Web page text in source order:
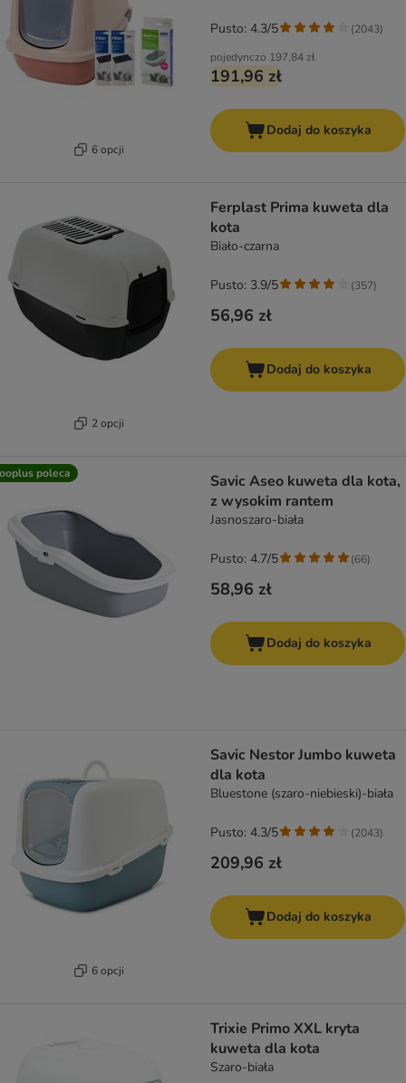
6 opcji
pojedynczo 197,84 zł
191,96 zł
Pusto: 4.3/5 (2043)
Dodaj do koszyka
2 opcji
Ferplast Prima kuweta dla
kota
Biało-czarna
56,96 zł
Pusto: 3.9/5 (357)
Dodaj do koszyka
poleca
Savic Aseo kuweta dla kota,
z wysokim rantem
Jasnoszaro-biała
58,96 zł
Pusto: 4.7/5 (66)
Dodaj do koszyka
6 opcji
Savic Nestor Jumbo kuweta
dla kota
Bluestone (szaro-niebieski)-biała
209,96 zł
Pusto: 4.3/5 (2043)
Dodaj do koszyka
Trixie Primo XXL kryta
kuweta dla kota
Szaro-biała